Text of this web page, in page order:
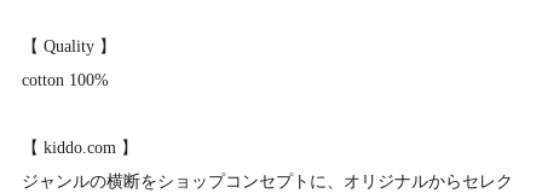
【 Quality 】
cotton 100%
【 kiddo.com 】
ジャンルの横断をショップコンセプトに、オリジナルからセレク